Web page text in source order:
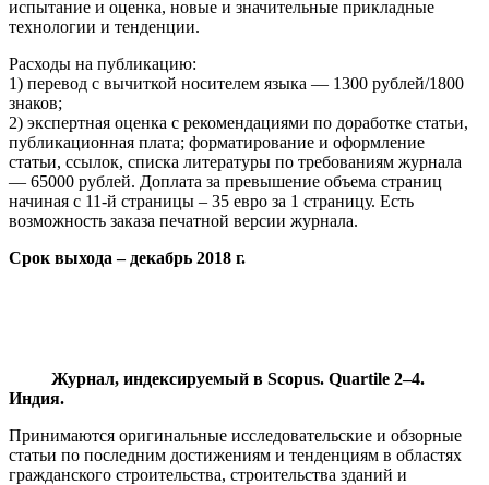
испытание и оценка, новые и значительные прикладные
технологии и тенденции.
Расходы на публикацию:
1) перевод с вычиткой носителем языка — 1300 рублей/1800
знаков;
2) экспертная оценка с рекомендациями по доработке статьи,
публикационная плата; форматирование и оформление
статьи, ссылок, списка литературы по требованиям журнала
— 65000 рублей. Доплата за превышение объема страниц
начиная с 11-й страницы – 35 евро за 1 страницу. Есть
возможность заказа печатной версии журнала.
Срок выхода – декабрь 2018 г.
Журнал, индексируемый в Scopus. Quartile 2–4.
Индия.
Принимаются оригинальные исследовательские и обзорные
статьи по последним достижениям и тенденциям в областях
гражданского строительства, строительства зданий и